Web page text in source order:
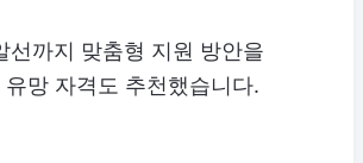
까지 맞춤형 지원 방안을
망 자격도 추천했습니다.